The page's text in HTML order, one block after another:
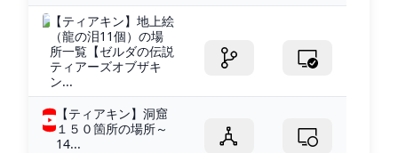
【ティアキン】地上絵
（龍の泪11個）の場
所一覧【ゼルダの伝説
ティアーズオブザキ
ン...
【ティアキン】洞窟
１５０箇所の場所～
14...